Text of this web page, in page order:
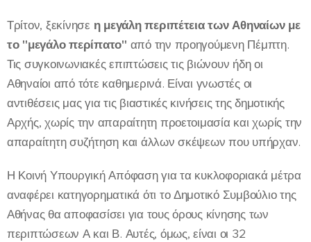
Τρίτον, ξεκίνησε η μεγάλη περιπέτεια των Αθηναίων με
το "μεγάλο περίπατο" από την προηγούμενη Πέμπτη.
Τις συγκοινωνιακές επιπτώσεις τις βιώνουν ήδη οι
Αθηναίοι από τότε καθημερινά. Είναι γνωστές οι
αντιθέσεις μας για τις βιαστικές κινήσεις της δημοτικής
Αρχής, χωρίς την απαραίτητη προετοιμασία και χωρίς την
απαραίτητη συζήτηση και άλλων σκέψεων που υπήρχαν.
Η Κοινή Υπουργική Απόφαση για τα κυκλοφοριακά μέτρα
αναφέρει κατηγορηματικά ότι το Δημοτικό Συμβούλιο της
Αθήνας θα αποφασίσει για τους όρους κίνησης των
περιπτώσεων Α και Β. Αυτές, όμως, είναι οι 32